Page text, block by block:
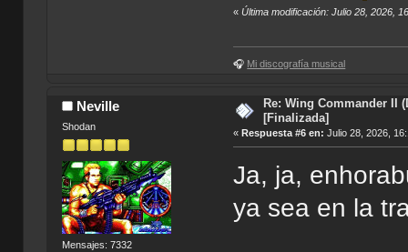
«Última modificación: Julio 28, 2026,
🎧 Mi discografía musical
Neville
Shodan
Mensajes: 7332
Re: Wing Commander II
[Finalizada]
«Respuesta #6 en: Julio 28, 2026,
Ja, ja,
ya sea en la